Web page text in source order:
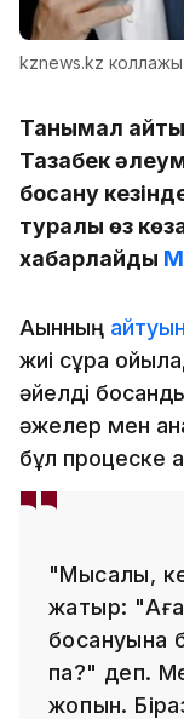
kznews.kz коллажы
Танымал
Тазабек
босану
туралы өз
хабарлайды
Ақынның
жиі сұрақ
әйелді
әжелер мен
бұл процеске
"Мысалы,
жатыр:
босануына
па?" деп.
жоқпын.